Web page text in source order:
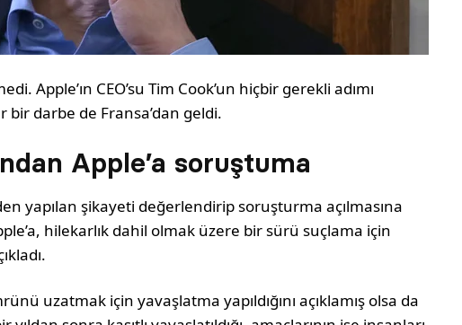
Apple’ın CEO’su Tim Cook’un hiçbir gerekli adımı
bir darbe de Fransa’dan geldi.
Apple’a soruştuma
yapılan şikayeti değerlendirip soruşturma açılmasına
hilekarlık dahil olmak üzere bir sürü suçlama için
uzatmak için yavaşlatma yapıldığını açıklamış olsa da